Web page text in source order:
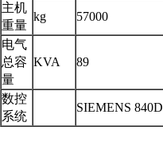
主机
重量
kg 57000
电气
总容
量
KVA 89
数控
系统
SIEMENS 840D